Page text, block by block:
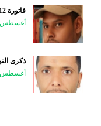
فاتورة 12 عامًا من الحصار والعدوان
أغسطس 5, 2026
ذكرى
أغسطس 5, 2026